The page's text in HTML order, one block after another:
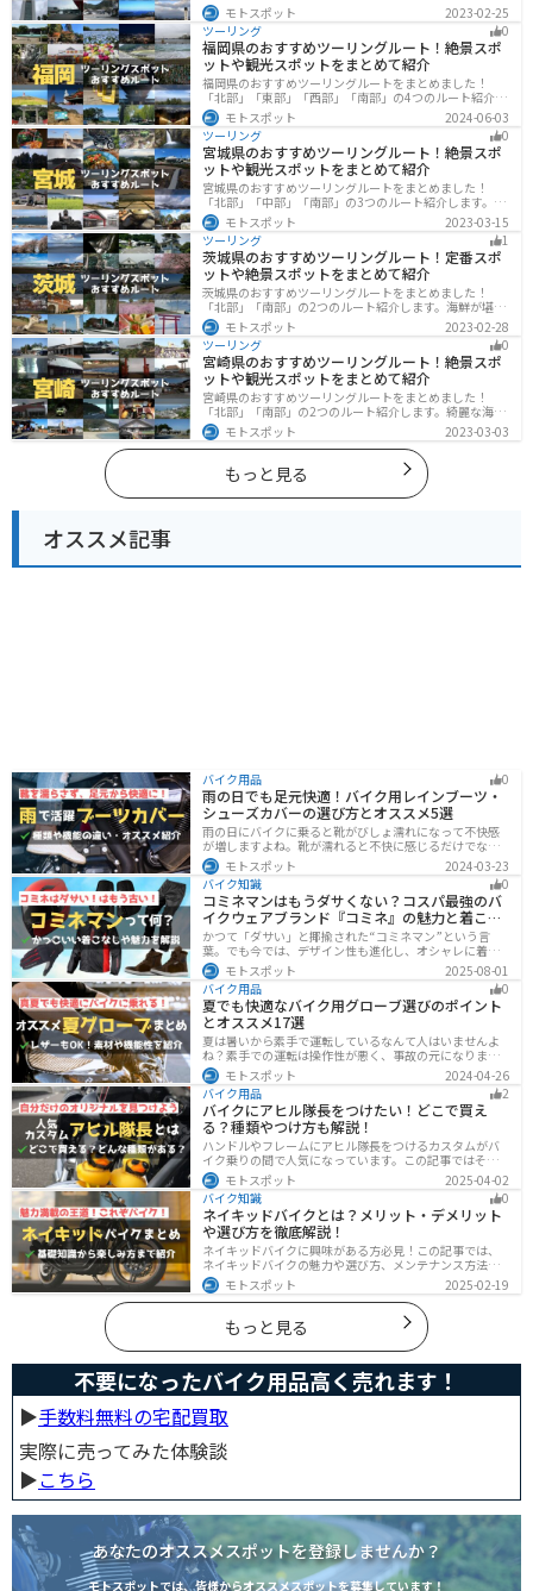
標高の高いスカイラインからリアス式海岸まであるの
で、飽きることなくツーリングを堪能できます。バイク
で三重県にツーリングに行く際は参考にしてください。
モトスポット
2023-02-25
ツーリング
0
福岡県のおすすめツーリングルート！絶景スポ
ットや観光スポットをまとめて紹介
福岡県のおすすめツーリングルートをまとめました！
「北部」「東部」「西部」「南部」の4つのルート紹介し
ます。豊かな自然から歴史ある名所、グルメまで多彩な
魅力が詰まっており、様々な楽しみ方ができます。バイ
クで福岡県にツーリングに行く際は参考にしてくださ
い。
モトスポット
2024-06-03
ツーリング
0
宮城県のおすすめツーリングルート！絶景スポ
ットや観光スポットをまとめて紹介
宮城県のおすすめツーリングルートをまとめました！
「北部」「中部」「南部」の3つのルート紹介します。キ
ツネ村や広大な山や滝、湖などを歴史や自然を満喫する
ツーリングができます。バイクで宮城県にツーリングに
行く際は参考にしてください。
モトスポット
2023-03-15
ツーリング
1
茨城県のおすすめツーリングルート！定番スポ
ットや絶景スポットをまとめて紹介
茨城県のおすすめツーリングルートをまとめました！
「北部」「南部」の2つのルート紹介します。海鮮が堪能
できる港や梅の景勝地、自然豊かな山々があるのでツー
リングにもってこいです。バイクで茨城県にツーリング
に行く際は参考にしてください。
モトスポット
2023-02-28
ツーリング
0
宮崎県のおすすめツーリングルート！絶景スポ
ットや観光スポットをまとめて紹介
宮崎県のおすすめツーリングルートをまとめました！
「北部」「南部」の2つのルート紹介します。綺麗な海岸
線が特徴的な海・自然豊かな山・趣のある神社を満喫す
るツーリングができます。バイクで宮崎県にツーリング
に行く際は参考にしてください。
モトスポット 2023-03-03
もっと見る
オススメ記事
バイク用品 0
雨の日でも足元快適！バイク用レインブーツ・
シューズカバーの選び方とオススメ5選
雨の日にバイクに乗ると靴がびしょ濡れになって不快感
が増しますよね。靴が濡れると不快に感じるだけでなく
操作性にも影響が出るので事故の原因にもなります。ブ
ーツカバーを使うことで靴を雨や汚れから防ぐことがで
きます。防風効果もあるので寒さ対策にもなります。
モトスポット
2024-03-23
バイク知識
0
コミネマンはもうダサくない？コスパ最強のバ
イクウェアブランド『コミネ』の魅力と着こな
し術
かつて「ダサい」と揶揄された“コミネマン”という言
葉。でも今では、デザイン性も進化し、オシャレに着こ
なせるコミネ製品が続々登場。コスパと安全性に優れた
アイテムを使って、街でもツーリングでも浮かないスマ
ートなスタイルを目指そう！
モトスポット
2025-08-01
バイク用品
0
夏でも快適なバイク用グローブ選びのポイント
とオススメ17選
夏は暑いから素手で運転しているなんて人はいませんよ
ね？素手での運転は操作性が悪く、事故の元になりま
す。直射日光が当たり日焼けで余計に暑くなります。夏に
は夏用グローブを使うことで、素手より涼しく快適にバ
イクに乗ることができるので是非使いましょう。
モトスポット
2024-04-26
バイク用品
2
バイクにアヒル隊長をつけたい！どこで買え
る？種類やつけ方も解説！
ハンドルやフレームにアヒル隊長をつけるカスタムがバ
イク乗りの間で人気になっています。この記事ではそん
なアヒル隊長について、どこで買えるのかどんな種類が
あるのか、バイクに付ける際の注意点などまとめまし
た。アヒル隊長でオリジナルカスタムをしたい人は参考
にしてください。
モトスポット
2025-04-02
バイク知識
0
ネイキッドバイクとは？メリット・デメリット
や選び方を徹底解説！
ネイキッドバイクに興味がある方必見！この記事では、
ネイキッドバイクの魅力や選び方、メンテナンス方法な
どを解説しています。実は、ネイキッドバイクは、操作
性に優れており、初心者にも優しいバイクです。この記
事を読めば、ネイキッドバイクへの理解が深まります。
モトスポット 2025-02-19
もっと見る
不要になったバイク用品高く売れます！
▶︎手数料無料の宅配買取
実際に売ってみた体験談
▶︎こちら
あなたのオススメスポットを登録しませんか？
モトスポットでは、皆様からオススメスポットを募集しています！